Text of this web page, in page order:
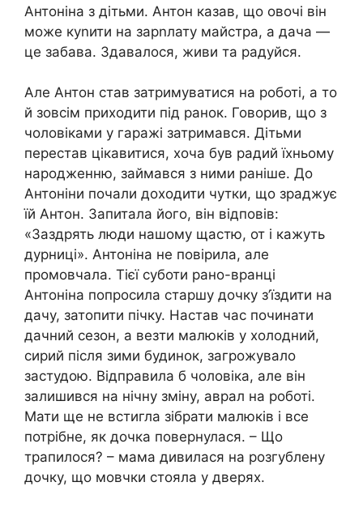
Антоніна з дітьми. Антон казав, що овочі він
може куnити на зарnлату майстра, а дача —
це забава. Здавалося, живи та радуйся.
Але Антон став затримуватися на роботі, а то
й зовсім приходити під ранок. Говорив, що з
чоловіками у гаражі затримався. Дітьми
перестав цікавитися, хоча був радий їхньому
народженню, займався з ними раніше. До
Антоніни почали доходити чутки, що зраджує
їй Антон. Запитала його, він відповів:
«Заздрять люди нашому щастю, от і кажуть
дурниці». Антоніна не повірила, але
промовчала. Тієї суботи рано-вранці
Антоніна попросила старшу дочку з’їздити на
дачу, затопити пічку. Настав час починати
дачний сезон, а везти малюків у холодний,
сирий після зими будинок, загрожувало
застудою. Відправила б чоловіка, але він
залишився на нічну зміну, аврал на роботі.
Мати ще не встигла зібрати малюків і все
потрібне, як дочка повернулася. – Що
трапилося? – мама дивилася на розгублену
дочку, що мовчки стояла у дверях.